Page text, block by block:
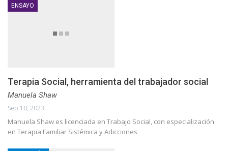
ENSAYO
Terapia Social, herramienta del trabajador social
Manuela Shaw
Sep 10, 2023
Manuela Shaw es licenciada en Trabajo Social, con especialización
en Terapia Familiar Sistémica y Adicciones